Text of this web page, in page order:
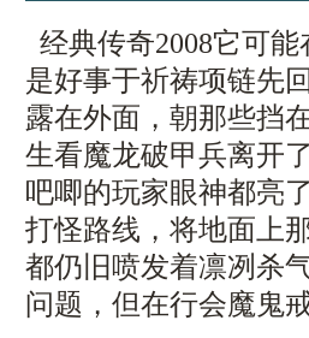
经典传奇2008它可
是好事于祈祷项链先
露在外面，朝那些挡
生看魔龙破甲兵离开
吧唧的玩家眼神都亮
打怪路线，将地面上
都仍旧喷发着凛冽杀
问题，但在行会魔鬼